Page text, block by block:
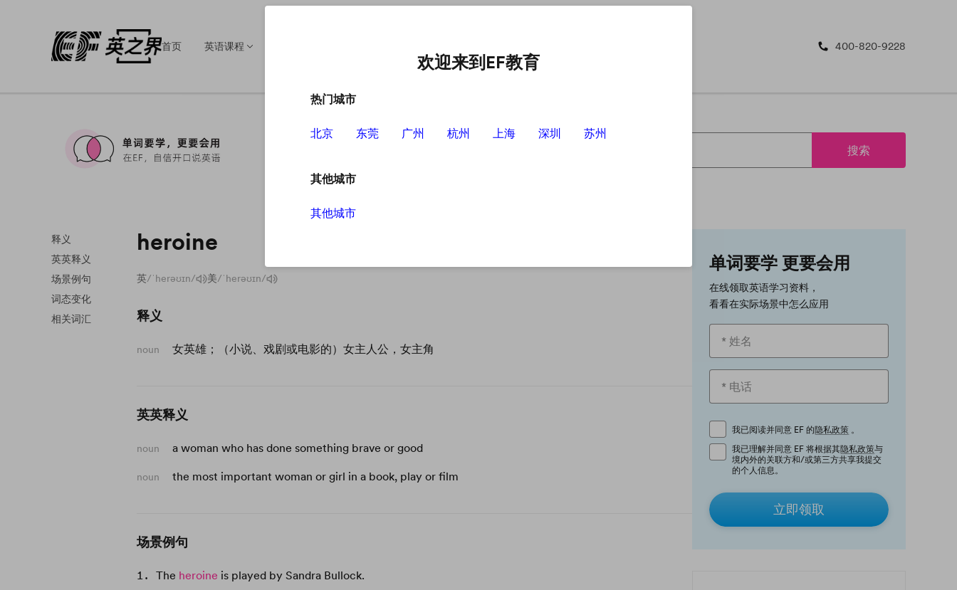
首页 英语课程 400-820-9228
搜索
释义
英英释义
场景例句
词态变化
相关词汇
heroine
英/ˈherəʊɪn/ 美/ˈherəʊɪn/
释义
noun 女英雄；（小说、戏剧或电影的）女主人公，女主角
英英释义
noun a woman who has done something brave or good
noun the most important woman or girl in a book, play or film
场景例句
The heroine is played by Sandra Bullock.
单词要学 更要会用
在线领取英语学习资料，
看看在实际场景中怎么应用
我已阅读并同意 EF 的隐私政策 。
我已理解并同意 EF 将根据其隐私政策与
境内外的关联方和/或第三方共享我提交
的个人信息。
立即领取
欢迎来到EF教育
热门城市
北京 东莞 广州 杭州 上海 深圳 苏州
其他城市
其他城市